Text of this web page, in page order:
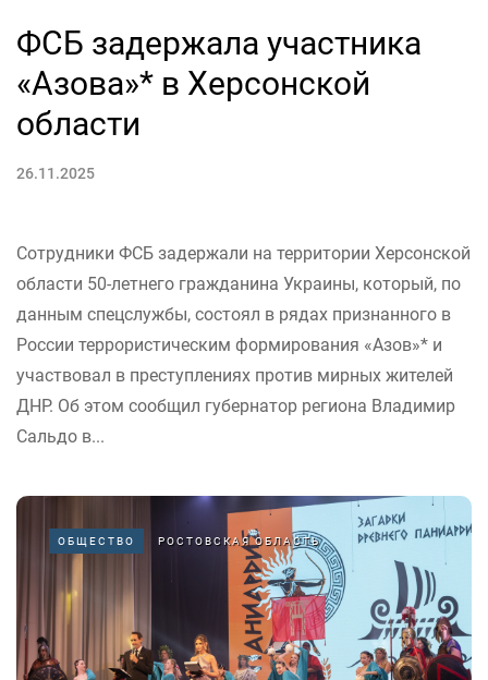
ФСБ задержала участника
«Азова»* в Херсонской
области
26.11.2025
Сотрудники ФСБ задержали на территории Херсонской
области 50-летнего гражданина Украины, который, по
данным спецслужбы, состоял в рядах признанного в
России террористическим формирования «Азов»* и
участвовал в преступлениях против мирных жителей
ДНР. Об этом сообщил губернатор региона Владимир
Сальдо в...
ОБЩЕСТВО РОСТОВСКАЯ ОБЛАСТЬ